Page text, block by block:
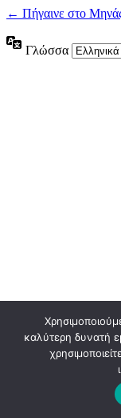
← Πήγαινε στο Μηνάς
Γλώσσα
καλύτερη δυνατή